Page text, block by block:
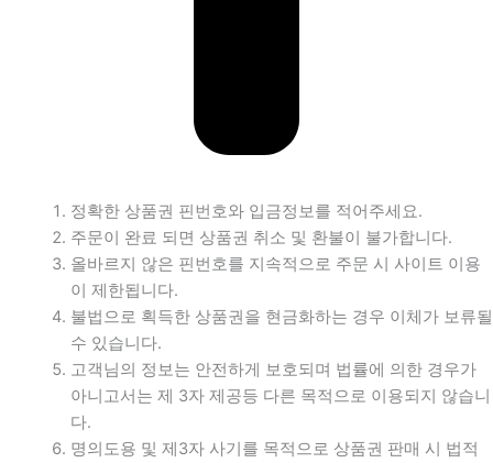
정확한 상품권 핀번호와 입금정보를 적어주세요.
주문이 완료 되면 상품권 취소 및 환불이 불가합니다.
올바르지 않은 핀번호를 지속적으로 주문 시 사이트 이용
이 제한됩니다.
불법으로 획득한 상품권을 현금화하는 경우 이체가 보류될
수 있습니다.
고객님의 정보는 안전하게 보호되며 법률에 의한 경우가
아니고서는 제 3자 제공등 다른 목적으로 이용되지 않습니
다.
명의도용 및 제3자 사기를 목적으로 상품권 판매 시 법적